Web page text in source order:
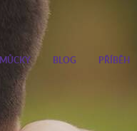
BLOG PŘÍBĚH